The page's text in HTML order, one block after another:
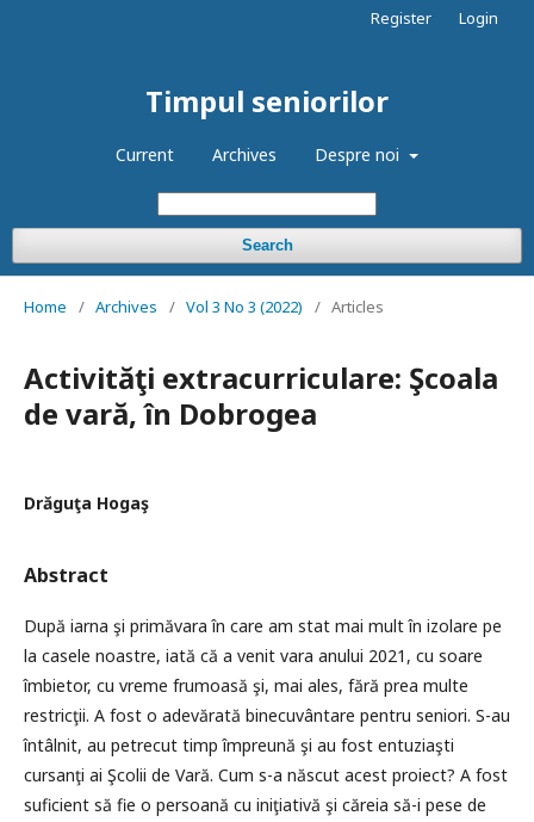
Timpul seniorilor
Current Archives Despre noi
Search
Register Login
Home / Archives / Vol 3 No 3 (2022) / Articles
Activităţi extracurriculare: Şcoala
de vară, în Dobrogea
Drăguţa Hogaş
Abstract
După iarna şi primăvara în care am stat mai mult în izolare pe
la casele noastre, iată că a venit vara anului 2021, cu soare
îmbietor, cu vreme frumoasă şi, mai ales, fără prea multe
restricţii. A fost o adevărată binecuvântare pentru seniori. S-au
întâlnit, au petrecut timp împreună şi au fost entuziaşti
cursanţi ai Şcolii de Vară. Cum s-a născut acest proiect? A fost
suficient să fie o persoană cu iniţiativă şi căreia să-i pese de